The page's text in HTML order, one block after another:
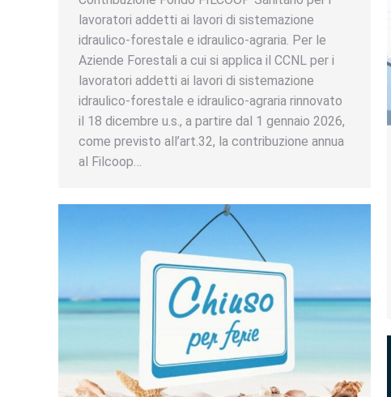
lavoratori addetti ai lavori di sistemazione
idraulico-forestale e idraulico-agraria. Per le
Aziende Forestali a cui si applica il CCNL per i
lavoratori addetti ai lavori di sistemazione
idraulico-forestale e idraulico-agraria rinnovato
il 18 dicembre u.s., a partire dal 1 gennaio 2026,
come previsto all’art.32, la contribuzione annua
al Filcoop…